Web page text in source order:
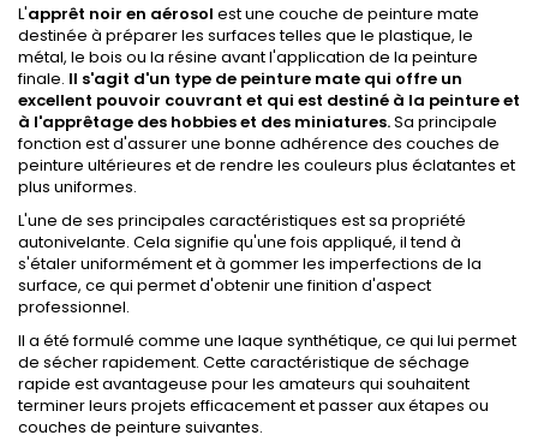
L'apprêt noir en aérosol est une couche de peinture mate
destinée à préparer les surfaces telles que le plastique, le
métal, le bois ou la résine avant l'application de la peinture
finale. Il s'agit d'un type de peinture mate qui offre un
excellent pouvoir couvrant et qui est destiné à la peinture et
à l'apprêtage des hobbies et des miniatures.Sa principale
fonction est d'assurer une bonne adhérence des couches de
peinture ultérieures et de rendre les couleurs plus éclatantes et
plus uniformes.
L'une de ses principales caractéristiques est sa propriété
autonivelante. Cela signifie qu'une fois appliqué, il tend à
s'étaler uniformément et à gommer les imperfections de la
surface, ce qui permet d'obtenir une finition d'aspect
professionnel.
Il a été formulé comme une laque synthétique, ce qui lui permet
de sécher rapidement. Cette caractéristique de séchage
rapide est avantageuse pour les amateurs qui souhaitent
terminer leurs projets efficacement et passer aux étapes ou
couches de peinture suivantes.